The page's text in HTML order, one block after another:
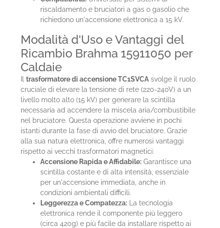
riscaldamento e bruciatori a gas o gasolio che
richiedono un'accensione elettronica a 15 kV.
Modalità d'Uso e Vantaggi del
Ricambio Brahma 15911050 per
Caldaie
Iltrasformatore di accensione TC1SVCA svolge il ruolo
cruciale di elevare la tensione di rete (220-240V) a un
livello molto alto (15 kV) per generare la scintilla
necessaria ad accendere la miscela aria/combustibile
nel bruciatore. Questa operazione avviene in pochi
istanti durante la fase di avvio del bruciatore. Grazie
alla sua natura elettronica, offre numerosi vantaggi
rispetto ai vecchi trasformatori magnetici:
Accensione Rapida e Affidabile: Garantisce una
scintilla costante e di alta intensità, essenziale
per un'accensione immediata, anche in
condizioni ambientali difficili.
Leggerezza e Compatezza: La tecnologia
elettronica rende il componente più leggero
(circa 420g) e più facile da installare rispetto ai